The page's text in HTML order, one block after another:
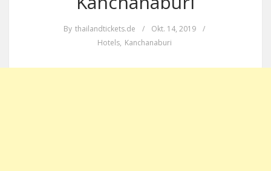
By thailandtickets.de / Okt. 14, 2019
/
Hotels, Kanchanaburi